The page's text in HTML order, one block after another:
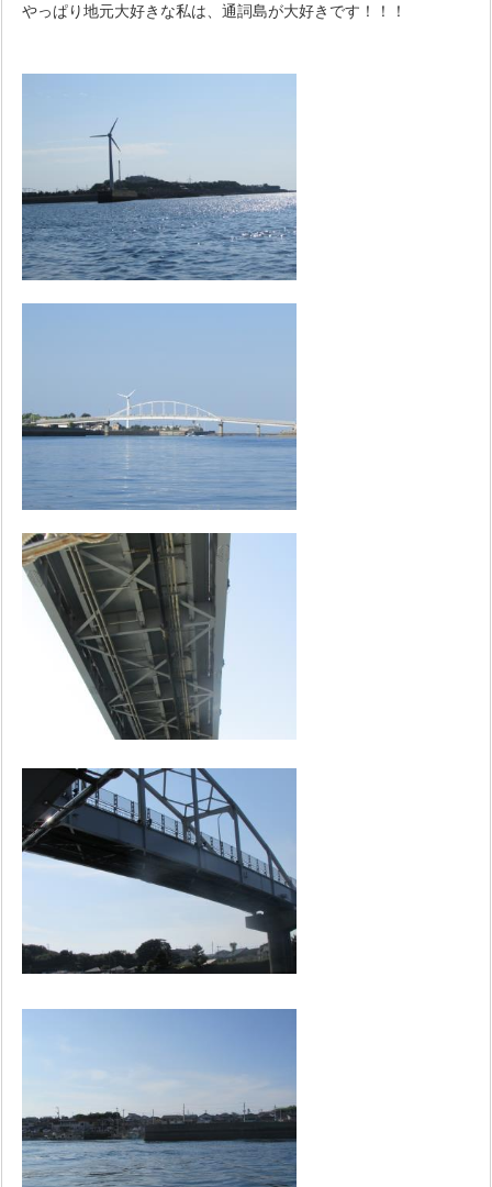
やっぱり地元大好きな私は、通詞島が大好きです！！！